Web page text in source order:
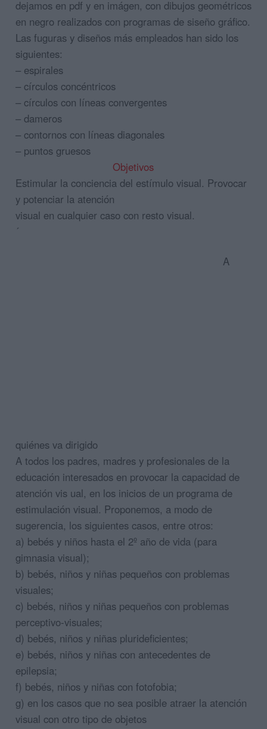
dejamos en pdf y en imágen, con dibujos geométricos
en negro realizados con programas de siseño gráfico.
Las fuguras y diseños más empleados han sido los
siguientes:
– espirales
– círculos concéntricos
– círculos con líneas convergentes
– dameros
– contornos con líneas diagonales
– puntos gruesos
Objetivos
Estimular la conciencia del estímulo visual. Provocar
y potenciar la atención
visual en cualquier caso con resto visual.
´
A
quiénes va dirigido
A todos los padres, madres y profesionales de la
educación interesados en provocar la capacidad de
atención vis ual, en los inicios de un programa de
estimulación visual. Proponemos, a modo de
sugerencia, los siguientes casos, entre otros:
a) bebés y niños hasta el 2º año de vida (para
gimnasia visual);
b) bebés, niños y niñas pequeños con problemas
visuales;
c) bebés, niños y niñas pequeños con problemas
perceptivo-visuales;
d) bebés, niños y niñas plurideficientes;
e) bebés, niños y niñas con antecedentes de
epilepsia;
f) bebés, niños y niñas con fotofobia;
g) en los casos que no sea posible atraer la atención
visual con otro tipo de objetos